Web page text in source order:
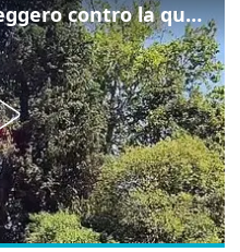
Lo schianto dell’ultraleggero contro la quercia: cosa è successo a Rivarotta